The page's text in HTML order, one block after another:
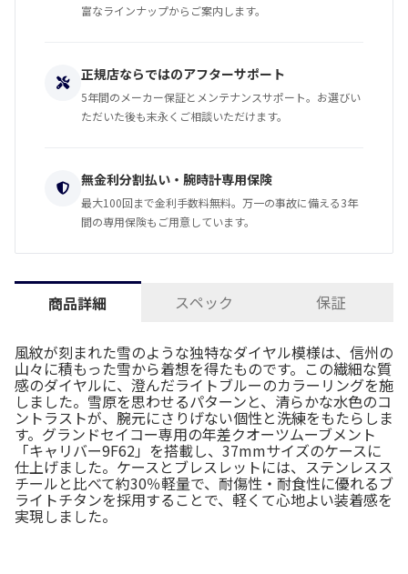
富なラインナップからご案内します。
正規店ならではのアフターサポート
5年間のメーカー保証とメンテナンスサポート。お選びい
ただいた後も末永くご相談いただけます。
無金利分割払い・腕時計専用保険
最大100回まで金利手数料無料。万一の事故に備える3年
間の専用保険もご用意しています。
商品詳細 スペック 保証
風紋が刻まれた雪のような独特なダイヤル模様は、信州の
山々に積もった雪から着想を得たものです。この繊細な質
感のダイヤルに、澄んだライトブルーのカラーリングを施
しました。雪原を思わせるパターンと、清らかな水色のコ
ントラストが、腕元にさりげない個性と洗練をもたらしま
す。グランドセイコー専用の年差クオーツムーブメント
「キャリバー9F62」を搭載し、37mmサイズのケースに
仕上げました。ケースとブレスレットには、ステンレスス
チールと比べて約30％軽量で、耐傷性・耐食性に優れるブ
ライトチタンを採用することで、軽くて心地よい装着感を
実現しました。